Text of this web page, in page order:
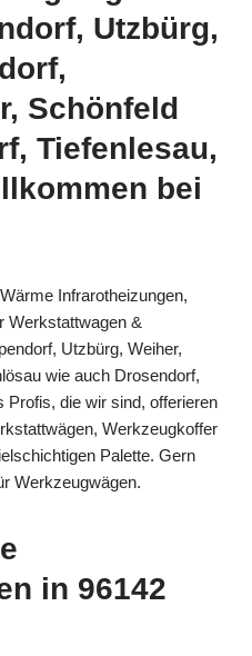
Utzbürg,
Schönfeld
Tiefenlesau,
bei
Infrarotheizungen,
Werkstattwagen &
Utzbürg, Weiher,
wie auch Drosendorf,
Profis, die wir sind, offerieren
Werkzeugkoffer
Palette. Gern
Werkzeugwägen.
in 96142